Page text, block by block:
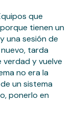
que
tienen un
una sesión de
tarda
y vuelve
no era la
un sistema
ponerlo en